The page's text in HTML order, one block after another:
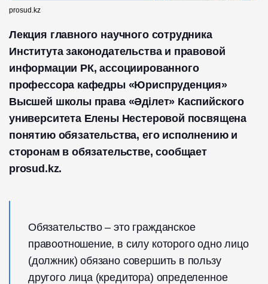
prosud.kz
Лекция главного научного сотрудника
Института законодательства и правовой
информации РК, ассоциированного
профессора кафедры «Юриспруденция»
Высшей школы права «Әділет» Каспийского
университета Елены Нестеровой посвящена
понятию обязательства, его исполнению и
сторонам в обязательстве, сообщает
prosud.kz.
Обязательство – это гражданское
правоотношение, в силу которого одно лицо
(должник) обязано совершить в пользу
другого лица (кредитора) определенное